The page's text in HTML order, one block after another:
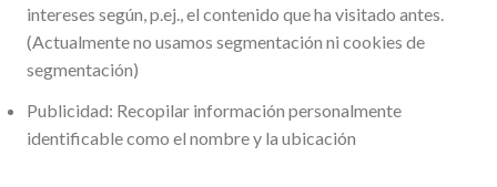
intereses según, p.ej., el contenido que ha visitado antes.
(Actualmente no usamos segmentación ni cookies de
segmentación)
Publicidad: Recopilar información personalmente
identificable como el nombre y la ubicación